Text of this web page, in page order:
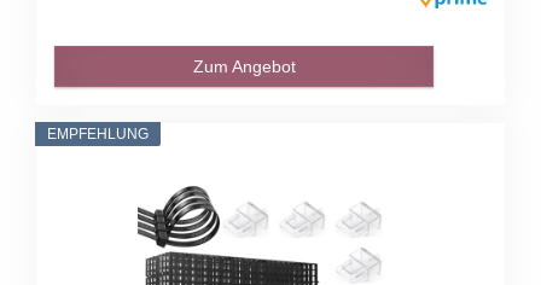
Zum Angebot
EMPFEHLUNG